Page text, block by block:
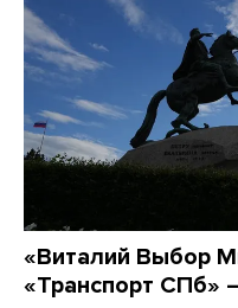
«Виталий Выбор
«Транспорт СПб»